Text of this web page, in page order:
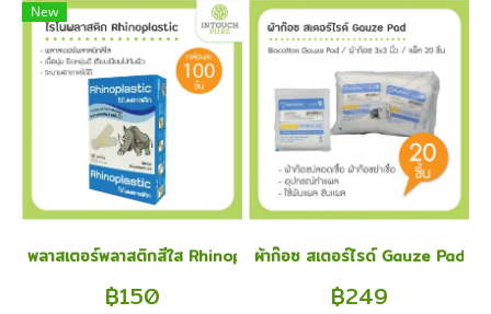
New
พลาสเตอร์พลาสติกสีใส Rhinoplast Elastic 100 ชิ้น
฿150
ผ้าก๊อซ สเตอร์ไรด์ Gauze Pad
฿249